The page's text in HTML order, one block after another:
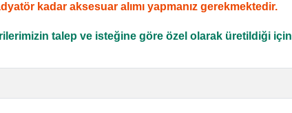
kadar aksesuar alımı yapmanız gerekmektedir.
talep ve isteğine göre özel olarak üretildiği için